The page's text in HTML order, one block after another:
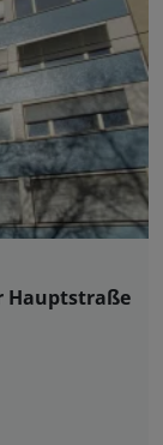
Hauptstraße